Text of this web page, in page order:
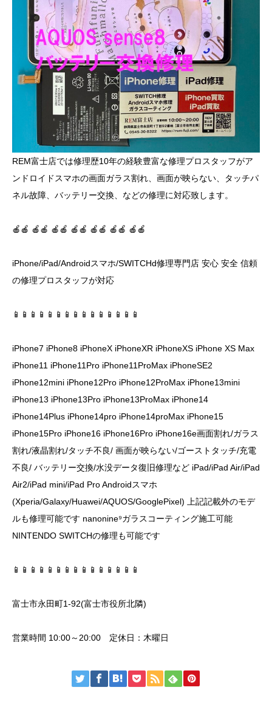
REM富士店では修理歴10年の経験豊富な修理プロスタッフがア
ンドロイドスマホの画面ガラス割れ、画面が映らない、タッチパ
ネル故障、バッテリー交換、などの修理に対応致します。
🍎🍎 🍎🍎 🍎🍎 🍎🍎 🍎🍎 🍎🍎 🍎🍎
iPhone/iPad/Androidスマホ/SWITCHd修理専門店 安心 安全 信頼
の修理プロスタッフが対応
📱📱📱📱📱📱📱📱📱📱📱📱📱📱📱
iPhone7 iPhone8 iPhoneX iPhoneXR iPhoneXS iPhone XS Max
iPhone11 iPhone11Pro iPhone11ProMax iPhoneSE2
iPhone12mini iPhone12Pro iPhone12ProMax iPhone13mini
iPhone13 iPhone13Pro iPhone13ProMax iPhone14
iPhone14Plus iPhone14pro iPhone14proMax iPhone15
iPhone15Pro iPhone16 iPhone16Pro iPhone16e画面割れ/ガラス
割れ/液晶割れ/タッチ不良/ 画面が映らない/ゴーストタッチ/充電
不良/ バッテリー交換/水没データ復旧修理など iPad/iPad Air/iPad
Air2/iPad mini/iPad Pro Androidスマホ
(Xperia/Galaxy/Huawei/AQUOS/GooglePixel) 上記記載外のモデ
ルも修理可能です nanonine⁹ガラスコーティング施工可能
NINTENDO SWITCHの修理も可能です
📱📱📱📱📱📱📱📱📱📱📱📱📱📱📱
富士市永田町1-92(富士市役所北隣)
営業時間 10:00～20:00 定休日：木曜日